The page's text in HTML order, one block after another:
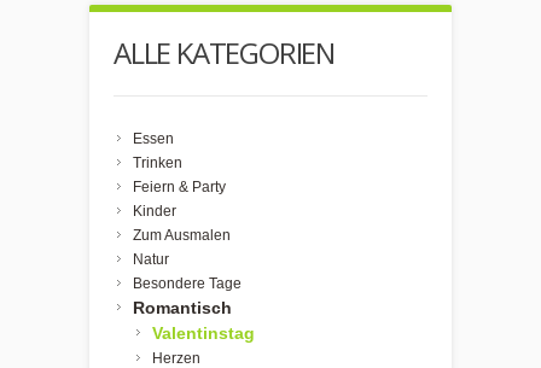
ALLE KATEGORIEN
Essen
Trinken
Feiern & Party
Kinder
Zum Ausmalen
Natur
Besondere Tage
Romantisch
Valentinstag
Herzen